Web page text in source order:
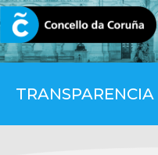
TRANSPARENCIA
CORUNA.GAL